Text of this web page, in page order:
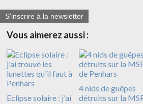
S'inscrire à la newsletter
Vous aimerez aussi :
Eclipse solaire : j'ai
4 nids de guêpes
détruits sur la